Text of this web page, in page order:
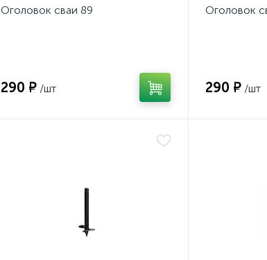
Оголовок сваи 89
290 ₽ /шт
Оголовок
290 ₽ /шт